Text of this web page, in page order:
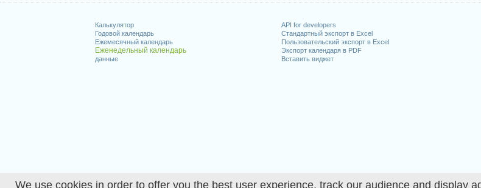
We use cookies in order to offer you the best user experience, track our audience and display
Калькулятор
Годовой календарь
Ежемесячный календарь
Еженедельный календарь
данные
API for developers
Стандартный экспорт в Excel
Пользовательский экспорт в Excel
Экспорт календаря в PDF
Вставить виджет